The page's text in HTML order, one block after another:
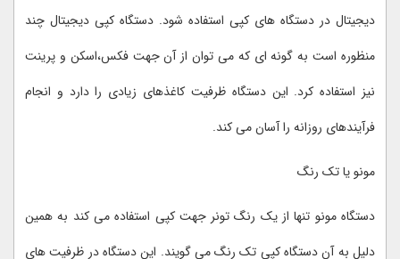
دیجیتال در دستگاه های کپی استفاده شود. دستگاه کپی دیجیتال چند
منظوره است به گونه ای که می توان از آن جهت فکس،اسکن و پرینت
نیز استفاده کرد. این دستگاه ظرفیت کاغذهای زیادی را دارد و انجام
فرآیندهای روزانه را آسان می کند.
مونو یا تک رنگ
دستگاه مونو تنها از یک رنگ تونر جهت کپی استفاده می کند به همین
دلیل به آن دستگاه کپی تک رنگ می گویند. این دستگاه در ظرفیت های